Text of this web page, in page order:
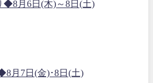
◆8月6日(木)～8日(土)
月7日(金)･8日(土)